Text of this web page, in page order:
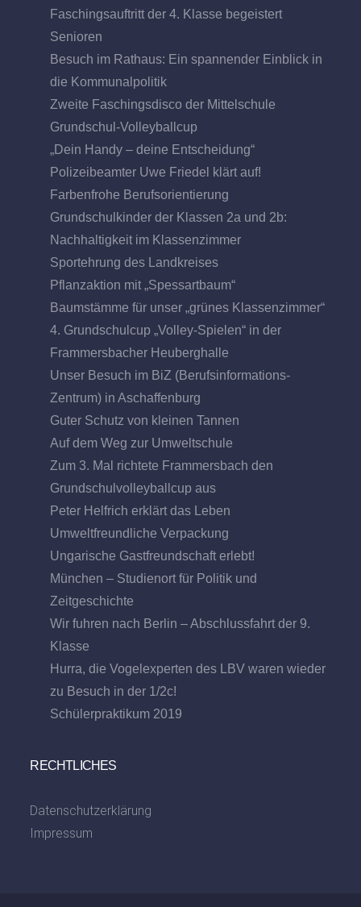
Faschingsauftritt der 4. Klasse begeistert
Senioren
Besuch im Rathaus: Ein spannender Einblick in
die Kommunalpolitik
Zweite Faschingsdisco der Mittelschule
Grundschul-Volleyballcup
„Dein Handy – deine Entscheidung“
Polizeibeamter Uwe Friedel klärt auf!
Farbenfrohe Berufsorientierung
Grundschulkinder der Klassen 2a und 2b:
Nachhaltigkeit im Klassenzimmer
Sportehrung des Landkreises
Pflanzaktion mit „Spessartbaum“
Baumstämme für unser „grünes Klassenzimmer“
4. Grundschulcup „Volley-Spielen“ in der
Frammersbacher Heuberghalle
Unser Besuch im BiZ (Berufsinformations-
Zentrum) in Aschaffenburg
Guter Schutz von kleinen Tannen
Auf dem Weg zur Umweltschule
Zum 3. Mal richtete Frammersbach den
Grundschulvolleyballcup aus
Peter Helfrich erklärt das Leben
Umweltfreundliche Verpackung
Ungarische Gastfreundschaft erlebt!
München – Studienort für Politik und
Zeitgeschichte
Wir fuhren nach Berlin – Abschlussfahrt der 9.
Klasse
Hurra, die Vogelexperten des LBV waren wieder
zu Besuch in der 1/2c!
Schülerpraktikum 2019
RECHTLICHES
Datenschutzerklärung
Impressum